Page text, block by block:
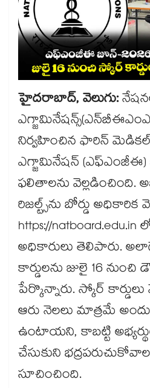
హైదరాబాద్, వెలుగు:
నిర్వహించిన ఫారిన్
ఎగ్జామినేషన్ (ఎఫ్ఎంజీఈ)
ఫలితాలను వెల్లడించింది.
రిజల్ట్స్‌‌ను బోర్డు
https://
అధికారులు తెలిపారు.
కార్డులను జులై 16
పేర్కొన్నారు. స్కోర్
ఆరు నెలలు మాత్రమే
ఉంటాయని, కాబట్టి
చేసుకుని
సూచించింది.